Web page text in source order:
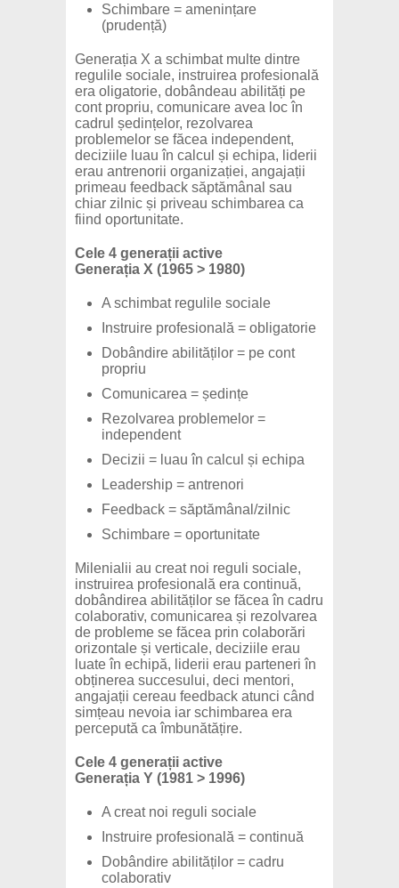
Schimbare = amenințare
(prudență)
Generația X a schimbat multe dintre
regulile sociale, instruirea profesională
era oligatorie, dobândeau abilități pe
cont propriu, comunicare avea loc în
cadrul ședințelor, rezolvarea
problemelor se făcea independent,
deciziile luau în calcul și echipa, liderii
erau antrenorii organizației, angajații
primeau feedback săptămânal sau
chiar zilnic și priveau schimbarea ca
fiind oportunitate.
Cele 4 generații active
Generația X (1965 > 1980)
A schimbat regulile sociale
Instruire profesională = obligatorie
Dobândire abilităților = pe cont
propriu
Comunicarea = ședințe
Rezolvarea problemelor =
independent
Decizii = luau în calcul și echipa
Leadership = antrenori
Feedback = săptămânal/zilnic
Schimbare = oportunitate
Milenialii au creat noi reguli sociale,
instruirea profesională era continuă,
dobândirea abilităților se făcea în cadru
colaborativ, comunicarea și rezolvarea
de probleme se făcea prin colaborări
orizontale și verticale, deciziile erau
luate în echipă, liderii erau parteneri în
obținerea succesului, deci mentori,
angajații cereau feedback atunci când
simțeau nevoia iar schimbarea era
percepută ca îmbunătățire.
Cele 4 generații active
Generația Y (1981 > 1996)
A creat noi reguli sociale
Instruire profesională = continuă
Dobândire abilităților = cadru
colaborativ